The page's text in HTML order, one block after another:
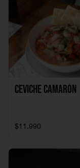
Ceviche Camarón
$11.990